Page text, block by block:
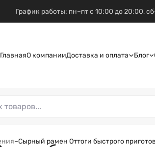
График работы: пн–пт с 10:00 до 20:00,
ГлавнаяО компанииДоставка и оплата Блог
–Сырный рамен Оттоги быстрого